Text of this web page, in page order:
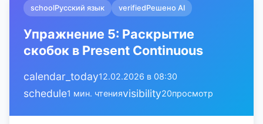
schoolРусский язык verifiedРешено AI
Упражнение 5: Раскрытие
скобок в Present Continuous
calendar_today12.02.2026 в 08:30
schedule1 мин. чтенияvisibility20просмотр